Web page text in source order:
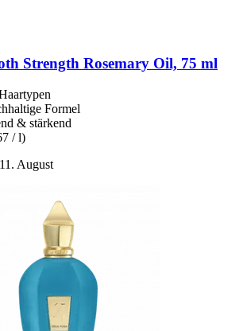
Strength Rosemary Oil, 75 ml
Formel
& stärkend
/ l)
August